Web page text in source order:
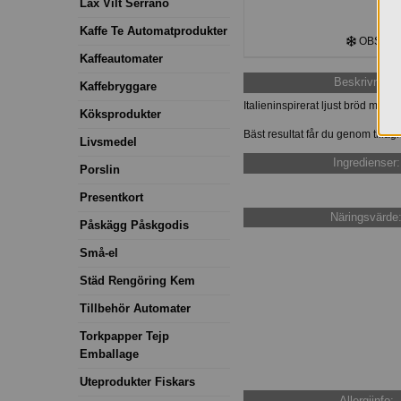
Lax Vilt Serrano
Kaffe Te Automatprodukter
Kaffeautomater
Kaffebryggare
Köksprodukter
Livsmedel
Porslin
Presentkort
Påskägg Påskgodis
Små-el
Städ Rengöring Kem
Tillbehör Automater
Torkpapper Tejp
Emballage
Uteprodukter Fiskars
OBS!
Beskrivning:
Italieninspirerat ljust bröd med
Bäst resultat får du genom
Ingredienser:
Näringsvärde: